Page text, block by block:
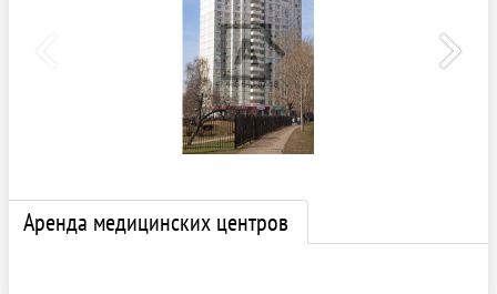
Аренда медицинских центров